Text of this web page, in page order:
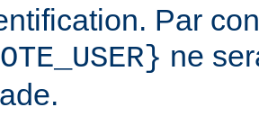
Par
ne